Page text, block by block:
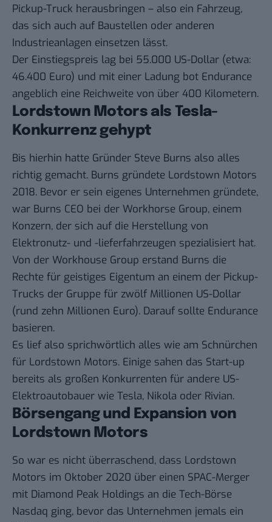
Pickup-Truck herausbringen – also ein Fahrzeug,
das sich auch auf Baustellen oder anderen
Industrieanlagen einsetzen lässt.
Der Einstiegspreis lag bei 55.000 US-Dollar (etwa:
46.400 Euro) und mit einer Ladung bot Endurance
angeblich eine Reichweite von über 400 Kilometern.
Lordstown Motors als Tesla-
Konkurrenz gehypt
Bis hierhin hatte Gründer Steve Burns also alles
richtig gemacht. Burns gründete Lordstown Motors
2018. Bevor er sein eigenes Unternehmen gründete,
war Burns CEO bei der Workhorse Group, einem
Konzern, der sich auf die Herstellung von
Elektronutz- und -lieferfahrzeugen spezialisiert hat.
Von der Workhouse Group erstand Burns die
Rechte für geistiges Eigentum an einem der Pickup-
Trucks der Gruppe für zwölf Millionen US-Dollar
(rund zehn Millionen Euro). Darauf sollte Endurance
basieren.
Es lief also sprichwörtlich alles wie am Schnürchen
für Lordstown Motors. Einige sahen das Start-up
bereits als großen Konkurrenten für andere US-
Elektroautobauer wie Tesla, Nikola oder Rivian.
Börsengang und Expansion von
Lordstown Motors
So war es nicht überraschend, dass Lordstown
Motors im Oktober 2020 über einen SPAC-Merger
mit Diamond Peak Holdings an die Tech-Börse
Nasdaq ging, bevor das Unternehmen jemals ein